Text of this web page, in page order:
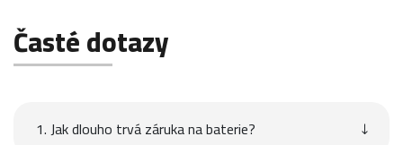
Časté dotazy
1. Jak dlouho trvá záruka na baterie?